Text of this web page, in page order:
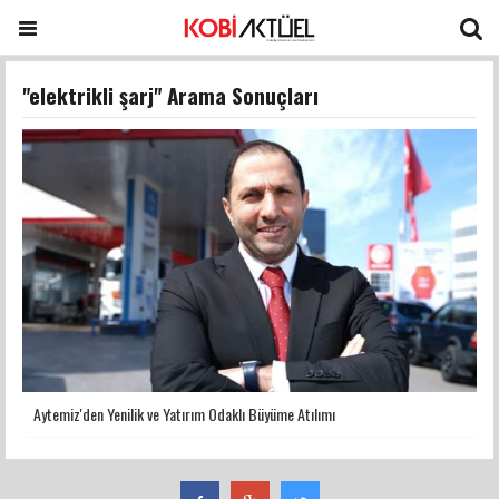
"elektrikli şarj" Arama Sonuçları
Aytemiz'den Yenilik ve Yatırım Odaklı Büyüme Atılımı